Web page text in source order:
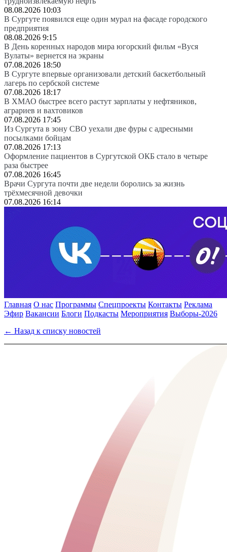
08.08.2026 10:03
В Сургуте появился еще один мурал на фасаде городского
предприятия
08.08.2026 9:15
В День коренных народов мира югорский фильм «Вуся
Вулаты» вернется на экраны
07.08.2026 18:50
В Сургуте впервые организовали детский баскетбольный
лагерь по сербской системе
07.08.2026 18:17
В ХМАО быстрее всего растут зарплаты у нефтяников,
аграриев и вахтовиков
07.08.2026 17:45
Из Сургута в зону СВО уехали две фуры с адресными
посылками бойцам
07.08.2026 17:13
Оформление пациентов в Сургутской ОКБ стало в четыре
раза быстрее
07.08.2026 16:45
Врачи Сургута почти две недели боролись за жизнь
трёхмесячной девочки
07.08.2026 16:14
Главная О нас Программы Спецпроекты Контакты Реклама
Эфир Вакансии Блоги Подкасты Мероприятия Выборы-2026
← Назад к списку новостей